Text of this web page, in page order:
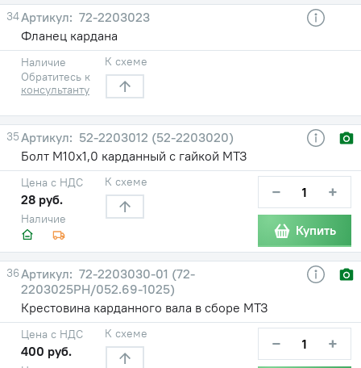
34
72-2203023
Фланец кардана
Наличие
Обратитесь к
консультанту
К схеме
35
52-2203012 (52-2203020)
Болт М10х1,0 карданный с гайкой МТЗ
Наличие
Цена с НДС
28 руб.
К схеме − +
Купить
36
72-2203030-01 (72-
2203025РН/052.69-1025)
Крестовина карданного вала в сборе МТЗ
Цена с НДС
400 руб.
К схеме − +